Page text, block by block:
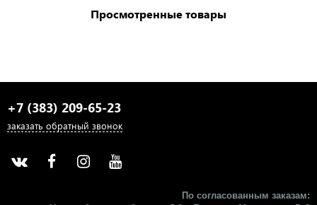
Просмотренные товары
+7 (383) 209-65-23
заказать обратный звонок
По согласованным заказам: